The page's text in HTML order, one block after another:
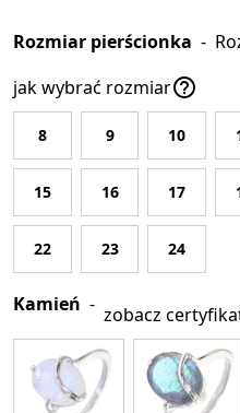
Rozmiar pierścionka -
jak wybrać rozmiar
8 9 10
15 16 17
22 23 24
Kamień - zobacz